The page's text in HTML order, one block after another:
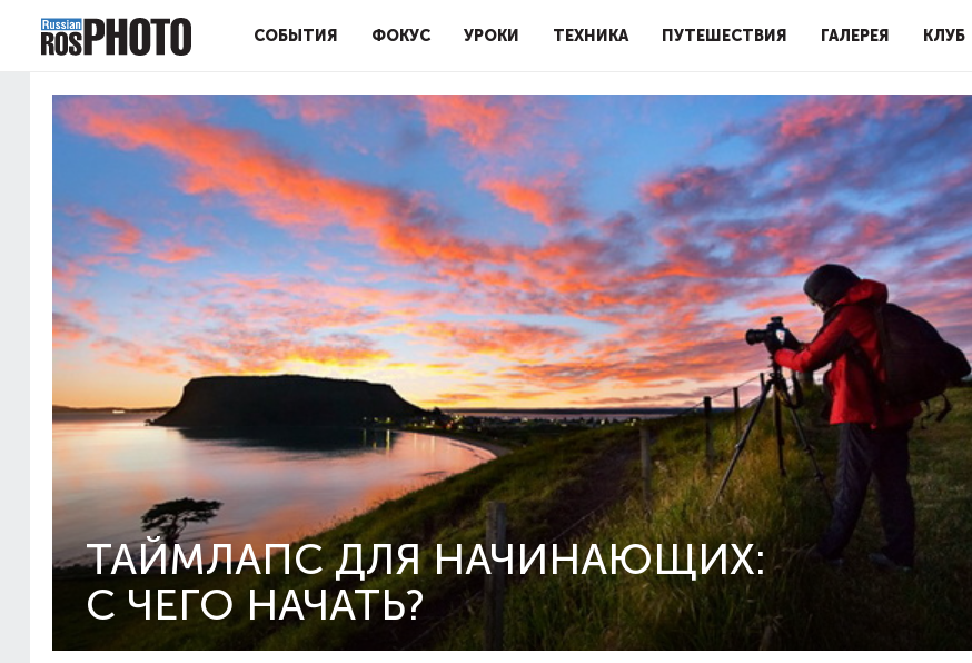
СОБЫТИЯ ФОКУС УРОКИ ТЕХНИКА ПУТЕШЕСТВИЯ ГАЛЕРЕЯ КЛУБ
ТАЙМЛАПС ДЛЯ НАЧИНАЮЩИХ:
С ЧЕГО НАЧАТЬ?